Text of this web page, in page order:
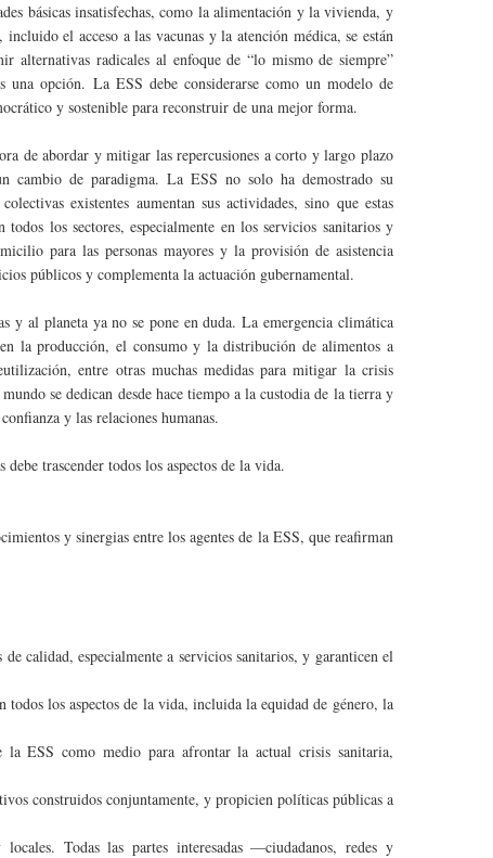
básicas insatisfechas, como la alimentación y la vivienda, y
el acceso a las vacunas y la atención médica, se están
alternativas radicales al enfoque de “lo mismo de siempre”
opción. La ESS debe considerarse como un modelo de
y sostenible para reconstruir de una mejor forma.
de abordar y mitigar las repercusiones a corto y largo plazo
de paradigma. La ESS no solo ha demostrado su
existentes aumentan sus actividades, sino que estas
los sectores, especialmente en los servicios sanitarios y
para las personas mayores y la provisión de asistencia
públicos y complementa la actuación gubernamental.
y al planeta ya no se pone en duda. La emergencia climática
la producción, el consumo y la distribución de alimentos a
entre otras muchas medidas para mitigar la crisis
se dedican desde hace tiempo a la custodia de la tierra y
y las relaciones humanas.
trascender todos los aspectos de la vida.
y sinergias entre los agentes de la ESS, que reafirman
calidad, especialmente a servicios sanitarios, y garanticen el
los aspectos de la vida, incluida la equidad de género, la
ESS como medio para afrontar la actual crisis sanitaria,
construidos conjuntamente, y propicien políticas públicas a
Todas las partes interesadas —ciudadanos, redes y